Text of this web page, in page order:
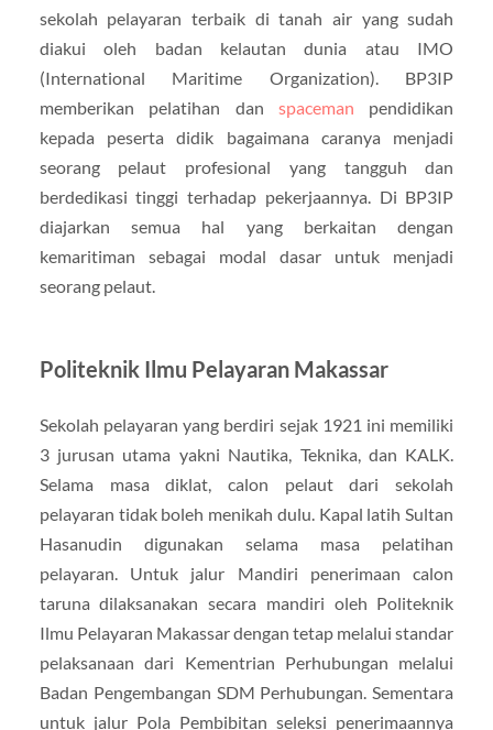
sekolah pelayaran terbaik di tanah air yang sudah
diakui oleh badan kelautan dunia atau IMO
(International Maritime Organization). BP3IP
memberikan pelatihan dan spaceman pendidikan
kepada peserta didik bagaimana caranya menjadi
seorang pelaut profesional yang tangguh dan
berdedikasi tinggi terhadap pekerjaannya. Di BP3IP
diajarkan semua hal yang berkaitan dengan
kemaritiman sebagai modal dasar untuk menjadi
seorang pelaut.
Politeknik Ilmu Pelayaran Makassar
Sekolah pelayaran yang berdiri sejak 1921 ini memiliki
3 jurusan utama yakni Nautika, Teknika, dan KALK.
Selama masa diklat, calon pelaut dari sekolah
pelayaran tidak boleh menikah dulu. Kapal latih Sultan
Hasanudin digunakan selama masa pelatihan
pelayaran. Untuk jalur Mandiri penerimaan calon
taruna dilaksanakan secara mandiri oleh Politeknik
Ilmu Pelayaran Makassar dengan tetap melalui standar
pelaksanaan dari Kementrian Perhubungan melalui
Badan Pengembangan SDM Perhubungan. Sementara
untuk jalur Pola Pembibitan seleksi penerimaannya